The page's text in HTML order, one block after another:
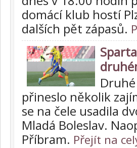
domácí klub hostí
dalších pět zápasů.
přineslo několik
se na čele usadila
Mladá Boleslav.
Příbram. Přejít na